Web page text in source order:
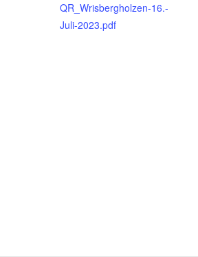
QR_Wrisbergholzen-16.-
Juli-2023.pdf